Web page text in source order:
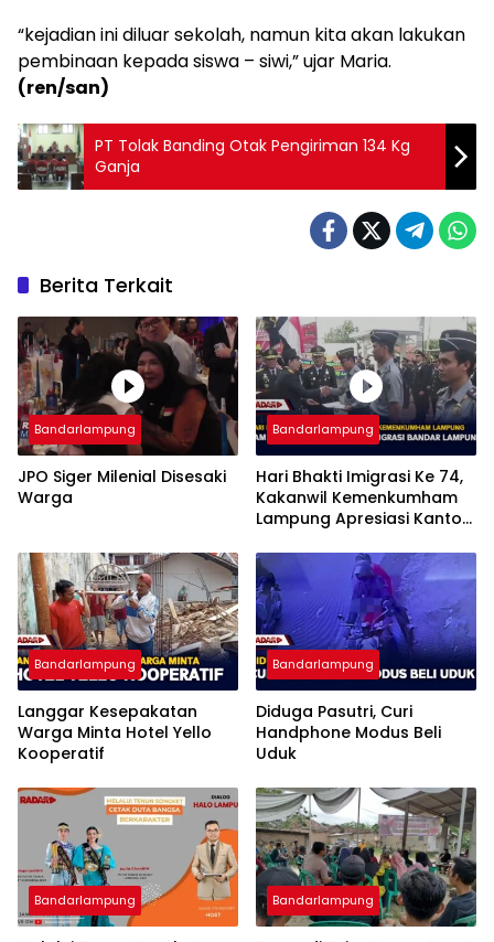
“kejadian ini diluar sekolah, namun kita akan lakukan
pembinaan kepada siswa – siwi,” ujar Maria.
(ren/san)
PT Tolak Banding Otak Pengiriman 134 Kg
Ganja
Berita Terkait
Bandarlampung
JPO Siger Milenial Disesaki
Warga
Bandarlampung
Hari Bhakti Imigrasi Ke 74,
Kakanwil Kemenkumham
Lampung Apresiasi Kantor
Bandarlampung
Langgar Kesepakatan
Warga Minta Hotel Yello
Kooperatif
Bandarlampung
Diduga Pasutri, Curi
Handphone Modus Beli
Uduk
Bandarlampung Bandarlampung